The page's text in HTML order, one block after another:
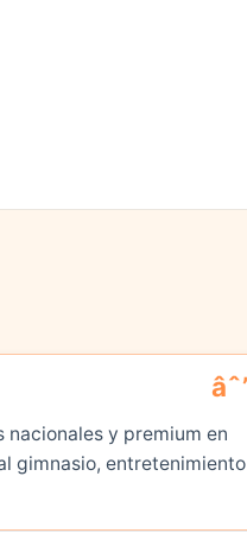
y premium en
gimnasio, entretenimiento